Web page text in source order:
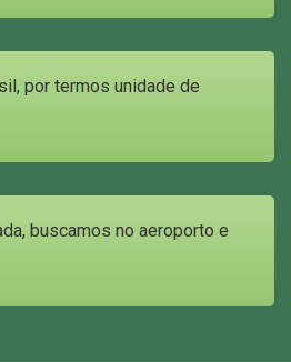
por termos unidade de
buscamos no aeroporto e